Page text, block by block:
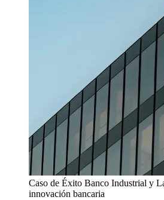
Caso de Éxito Banco Industrial y
innovación bancaria